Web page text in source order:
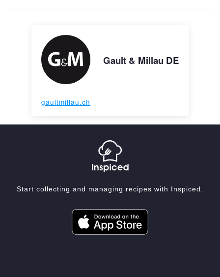
Gault & Millau DE
gaultmillau.ch
Start collecting and managing recipes with Inspiced.